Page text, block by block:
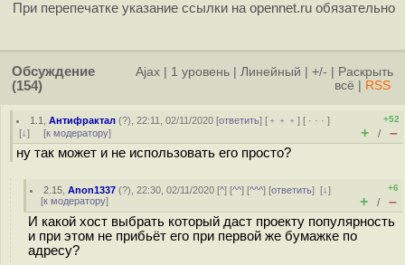
При перепечатке указание ссылки на opennet.ru обязательно
Обсуждение
(154)
Ajax 1 уровень Линейный +/-
Раскрыть
всё
RSS
1.1 ,Антифрактал (?), 22:11, 02/11/2020 [ответить] [ ﹢﹢﹢] [ · · ·]
[↓] [к модератору]
+52
+ / –
ну так может и не использовать его просто?
2.15 ,Anon1337 (?), 22:30, 02/11/2020 [^] [^^] [^^^] [ответить][↓]
[к модератору]
+6
+ / –
И какой хост выбрать который даст проекту популярность
и при этом не прибьёт его при первой же бумажке по
адресу?